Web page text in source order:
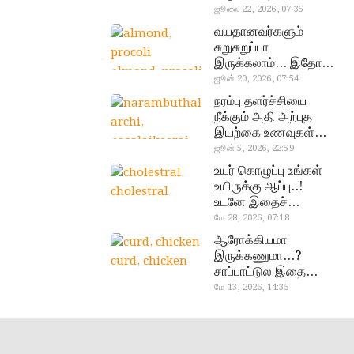
வேண்டிய எளிய 5
டெஸ்ட்!
ஜூலை 22, 2026, 07:35
almond, procoli
வயதானவர்களும்
சுறுசுறுப்பா
இருக்கலாம்… இதோ
சூப்பர் உணவுகள்!
ஜூன் 20, 2026, 07:54
narambuthalar
chi,
pasalaikeerai
நரம்பு தளர்ச்சியை
நீக்கும் அதி அற்புத
இயற்கை உணவுகள்…
தவற விட்டுறாதீங்க!
ஜூன் 5, 2026, 22:59
cholestral
உயர் கொழுப்பு உங்கள்
உயிருக்கு ஆப்பு..!
உடனே இதைச்
செய்யுங்க!
மே 28, 2026, 07:18
curd, chicken
ஆரோக்கியமா
இருக்கணுமா…?
சாப்பாட்டுல இதை
எல்லாம்
மே 13, 2026, 14:35